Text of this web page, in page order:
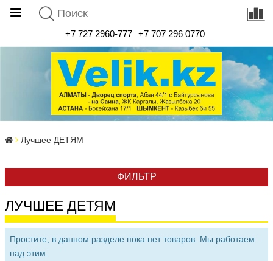
+7 727 2960-777 +7 707 296 0770
Лучшее ДЕТЯМ
ФИЛЬТР
ЛУЧШЕЕ ДЕТЯМ
Простите, в данном разделе пока нет товаров. Мы работаем
над этим.